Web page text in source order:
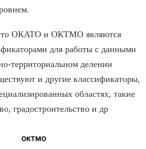
ОКАТО и ОКТМО являются
для работы с данными
территориальном делении
и другие классификаторы,
областях, такие
градостроительство и др
ОКТМО